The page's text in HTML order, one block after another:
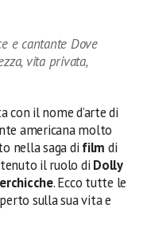
e cantante Dove
vita privata,
con il nome d’arte di
americana molto
nella saga di film di
il ruolo di Dolly
. Ecco tutte le
sulla sua vita e